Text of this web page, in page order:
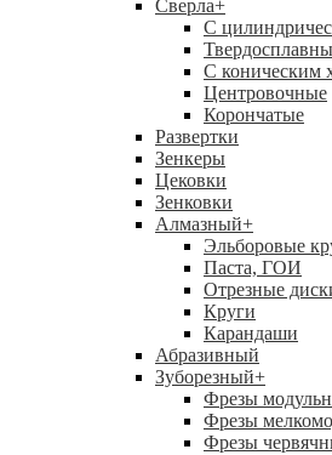
Сверла+
С
С коническим
Центровочные
Корончатые
Развертки
Зенкеры
Цековки
Зенковки
Алмазный+
Эльборовые
Паста, ГОИ
Отрезные
Круги
Карандаши
Абразивный
Зуборезный+
Фрезы
Фрезы
Фрезы